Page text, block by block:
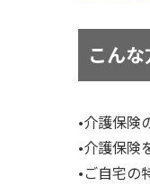
こん
•介護保険
•介護保険
•ご自宅の